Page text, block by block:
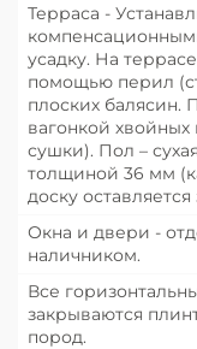
Терраса -
усадку. На
помощью перил
плоских балясин.
вагонкой
сушки). Пол –
толщиной 36 мм
доску
Окна и двери -
наличником.
Все
закрываются
пород.